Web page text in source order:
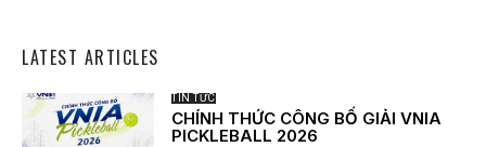
LATEST ARTICLES
TIN TỨC
CHÍNH THỨC CÔNG BỐ GIẢI VNIA
PICKLEBALL 2026